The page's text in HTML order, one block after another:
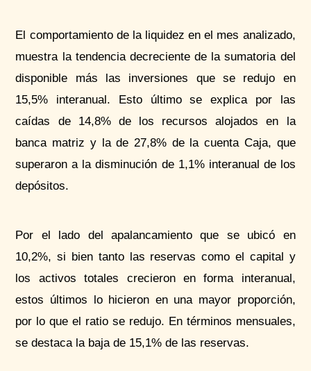
El comportamiento de la liquidez en el mes analizado,
muestra la tendencia decreciente de la sumatoria del
disponible más las inversiones que se redujo en
15,5% interanual. Esto último se explica por las
caídas de 14,8% de los recursos alojados en la
banca matriz y la de 27,8% de la cuenta Caja, que
superaron a la disminución de 1,1% interanual de los
depósitos.
Por el lado del apalancamiento que se ubicó en
10,2%, si bien tanto las reservas como el capital y
los activos totales crecieron en forma interanual,
estos últimos lo hicieron en una mayor proporción,
por lo que el ratio se redujo. En términos mensuales,
se destaca la baja de 15,1% de las reservas.